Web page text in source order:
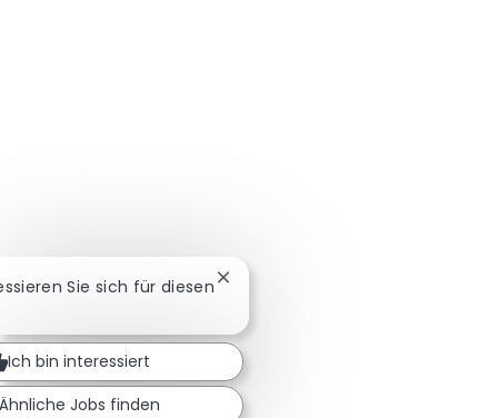
Sie sich für diesen Chatbot-Benachrichtigung
Ich bin interessiert
Jobs finden